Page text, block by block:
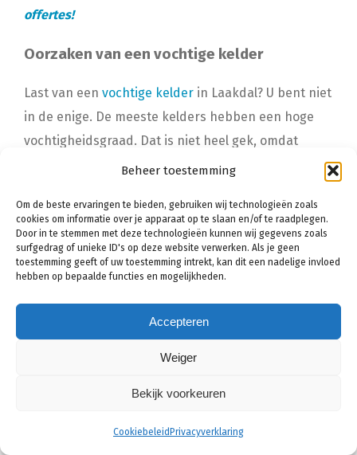
Beheer toestemming
Om de beste ervaringen te bieden, gebruiken wij technologieën zoals
cookies om informatie over je apparaat op te slaan en/of te raadplegen.
Door in te stemmen met deze technologieën kunnen wij gegevens zoals
surfgedrag of unieke ID's op deze website verwerken. Als je geen
toestemming geeft of uw toestemming intrekt, kan dit een nadelige invloed
hebben op bepaalde functies en mogelijkheden.
Accepteren
Weiger
Bekijk voorkeuren
Cookiebeleid Privacyverklaring
offertes!
Oorzaken van een vochtige kelder
Last van een vochtige kelder in Laakdal? U bent niet
in de enige. De meeste kelders hebben een hoge
vochtigheidsgraad. Dat is niet heel gek, omdat
kelders zich natuurlijk beneden het maaiveld
grondwater, dat continu naar binnen probeert te
dringen.
Wilt u graag waardevolle spullen opbergen in de
van een thuiskantoor? Dan is het wel belangrijk dat
de vochtigheidsgraad in de kelder gezond is. Dit is
te realiseren met behulp van een kelderdichting.
Een kelderdichting houdt in dat u de